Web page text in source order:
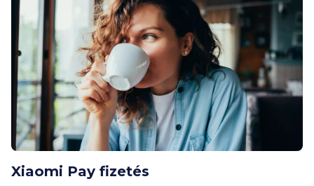
Xiaomi Pay fizetés